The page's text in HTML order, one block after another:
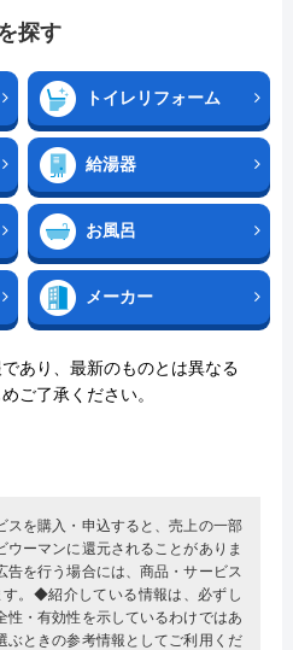
探す
トイレリフォーム
給湯器
お風呂
メーカー
あり、最新のものとは異なる
ご了承ください。
を購入・申込すると、売上の一部
ーマンに還元されることがありま
を行う場合には、商品・サービス
。◆紹介している情報は、必ずし
性・有効性を示しているわけではあ
ぶときの参考情報としてご利用くだ